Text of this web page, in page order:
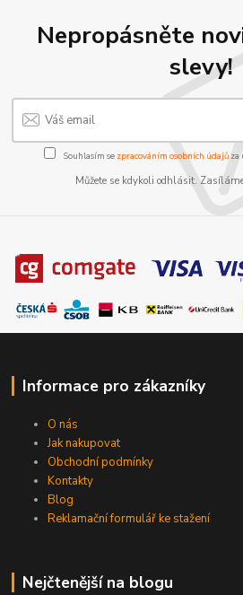
Nepropásněte
slevy!
Souhlasím se zpracováním osobních údajůza
Můžete se kdykoli odhlásit.
Informace pro zákazníky
O nás
Jak nakupovat
Obchodní podmínky
Kontakty
Blog
Reklamační formulář ke stažení
Nejčtenější na blogu